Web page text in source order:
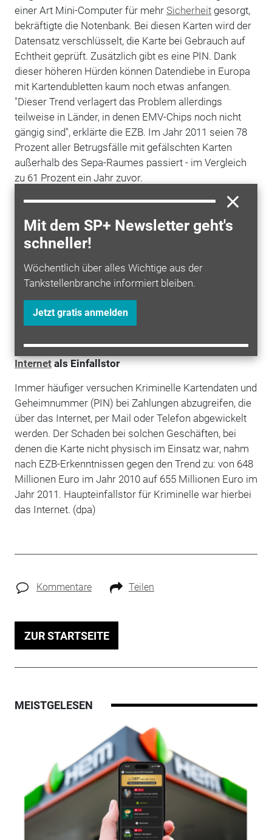
Mit dem SP+ Newsletter geht's
schneller!
Wöchentlich über alles Wichtige aus der
Tankstellenbranche informiert bleiben.
Jetzt gratis anmelden
einer Art Mini-Computer für mehr Sicherheitgesorgt,
bekräftigte die Notenbank. Bei diesen Karten wird der
Datensatz verschlüsselt, die Karte bei Gebrauch auf
Echtheit geprüft. Zusätzlich gibt es eine PIN. Dank
dieser höheren Hürden können Datendiebe in Europa
mit Kartendubletten kaum noch etwas anfangen.
"Dieser Trend verlagert das Problem allerdings
teilweise in Länder, in denen EMV-Chips noch nicht
gängig sind", erklärte die EZB. Im Jahr 2011 seien 78
Prozent aller Betrugsfälle mit gefälschten Karten
außerhalb des Sepa-Raumes passiert - im Vergleich
zu 61 Prozent ein Jahr zuvor.
Denn längst nicht alle Staaten ziehen bei der
Modernisierung der inzwischen als veraltet geltenden
Technik mit und rüsten Bezahlkarten statt mit
Magnetstreifen mit moderner EMV-Sicherheitstechnik
aus. Kriminelle nutzen Kartendubletten zu
betrügerischen Zwecken somit in größerem Stil zum
Kartensysteme belegen, einer
deutschen Kreditwirtschaft für das
Internetals Einfallstor
Immer häufiger versuchen Kriminelle Kartendaten und
Geheimnummer (PIN) bei Zahlungen abzugreifen, die
über das Internet, per Mail oder Telefon abgewickelt
werden. Der Schaden bei solchen Geschäften, bei
denen die Karte nicht physisch im Einsatz war, nahm
nach EZB-Erkenntnissen gegen den Trend zu: von 648
Millionen Euro im Jahr 2010 auf 655 Millionen Euro im
Jahr 2011. Haupteinfallstor für Kriminelle war hierbei
das Internet. (dpa)
Kommentare Teilen
ZUR STARTSEITE
MEISTGELESEN